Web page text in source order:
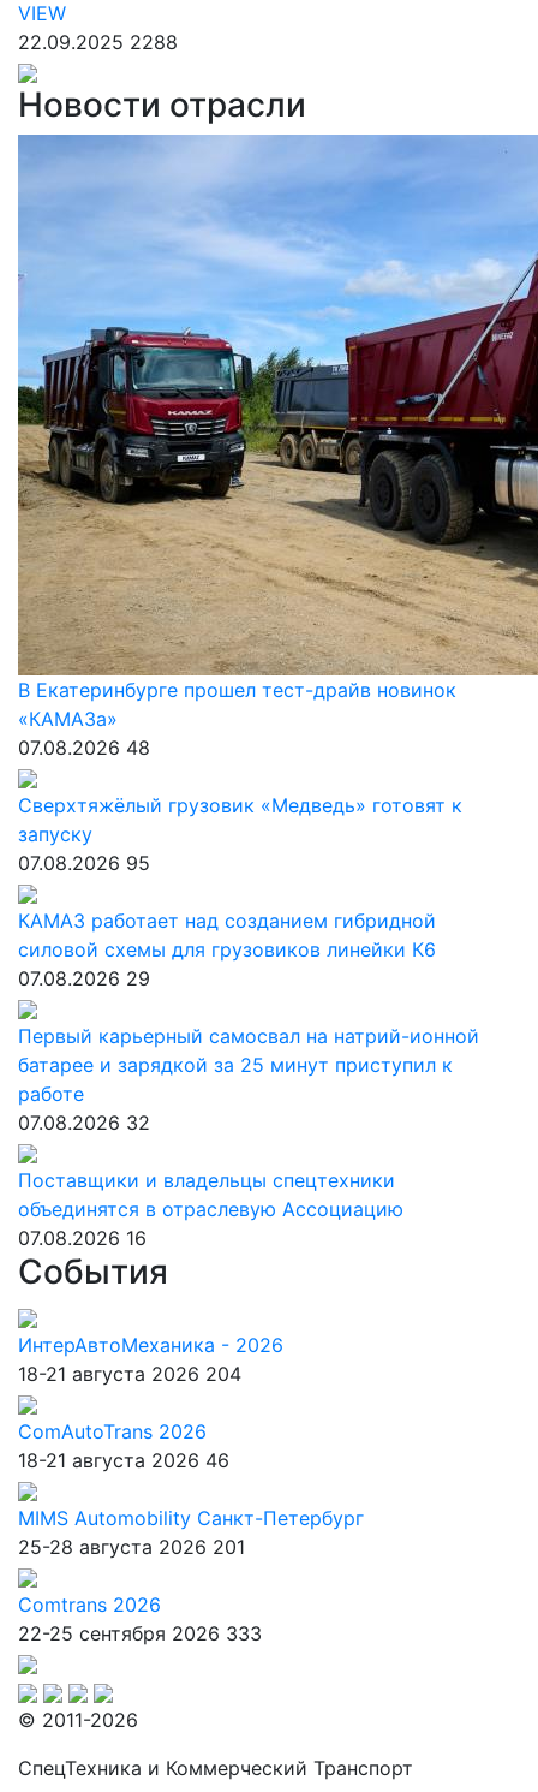
VIEW
22.09.2025 2288
Новости отрасли
В Екатеринбурге прошел тест-драйв новинок
«КАМАЗа»
07.08.2026 48
Сверхтяжёлый грузовик «Медведь» готовят к
запуску
07.08.2026 95
КАМАЗ работает над созданием гибридной
силовой схемы для грузовиков линейки К6
07.08.2026 29
Первый карьерный самосвал на натрий-ионной
батарее и зарядкой за 25 минут приступил к
работе
07.08.2026 32
Поставщики и владельцы спецтехники
объединятся в отраслевую Ассоциацию
07.08.2026 16
События
ИнтерАвтоМеханика - 2026
18-21 августа 2026 204
ComAutoTrans 2026
18-21 августа 2026 46
MIMS Automobility Санкт-Петербург
25-28 августа 2026 201
Comtrans 2026
22-25 сентября 2026 333
© 2011-2026
СпецТехника и Коммерческий Транспорт